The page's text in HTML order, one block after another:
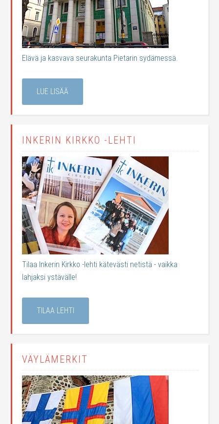
Elävä ja kasvava seurakunta Pietarin sydämessä.
LUE LISÄÄ
INKERIN KIRKKO -LEHTI
Tilaa Inkerin Kirkko -lehti kätevästi netistä - vaikka
lahjaksi ystävälle!
TILAA LEHTI
VÄYLÄMERKIT